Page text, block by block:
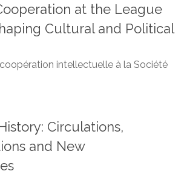
at the League
Cultural and Political
intellectuelle à la Société
Circulations,
and New